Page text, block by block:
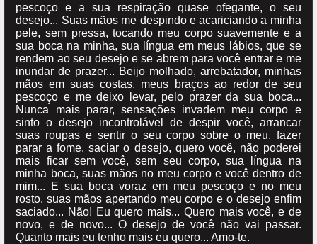
pescoço e a sua respiração quase ofegante, o seu
desejo... Suas mãos me despindo e acariciando a minha
pele, sem pressa, tocando meu corpo suavemente e a
sua boca na minha, sua língua em meus lábios, que se
rendem ao seu desejo e se abrem para você entrar e me
inundar de prazer... Beijo molhado, arrebatador, minhas
mãos em suas costas, meus braços ao redor de seu
pescoço e me deixo levar, pelo prazer da sua boca...
Nunca mais parar, sensações invadem meu corpo e
sinto o desejo incontrolável de despir você, arrancar
suas roupas e sentir o seu corpo sobre o meu, fazer
parar a fome, saciar o desejo, quero você, não poderei
mais ficar sem você, sem seu corpo, sua língua na
minha boca, suas mãos no meu corpo e você dentro de
mim... E sua boca voraz em meu pescoço e no meu
rosto, suas mãos apertando meu corpo e o desejo enfim
saciado... Não! Eu quero mais... Quero mais você, e de
novo, e de novo... O desejo de você não vai passar.
Quanto mais eu tenho mais eu quero... Amo-te.